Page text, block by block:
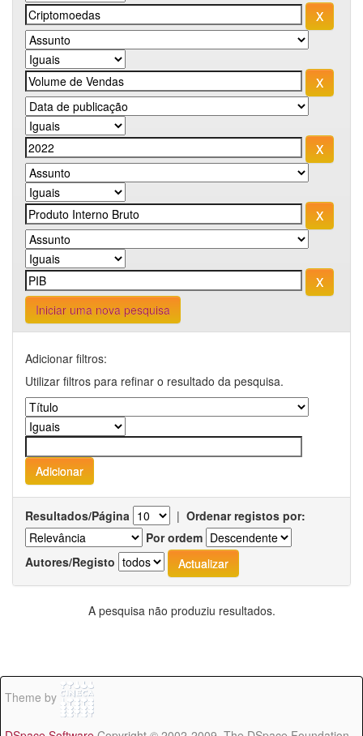
Iniciar uma nova pesquisa
Adicionar filtros:
Utilizar filtros para refinar o resultado da pesquisa.
Resultados/Página | Ordenar registos por:
Por ordem
Autores/Registo
A pesquisa não produziu resultados.
Theme by